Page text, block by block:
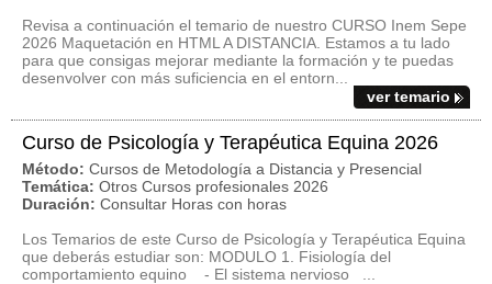
Revisa a continuación el temario de nuestro CURSO Inem Sepe
2026 Maquetación en HTML A DISTANCIA. Estamos a tu lado
para que consigas mejorar mediante la formación y te puedas
desenvolver con más suficiencia en el entorn...
ver temario
Curso de Psicología y Terapéutica Equina 2026
Método: Cursos de Metodología a Distancia y Presencial
Temática: Otros Cursos profesionales 2026
Duración: Consultar Horas con horas
Los Temarios de este Curso de Psicología y Terapéutica Equina
que deberás estudiar son: MODULO 1. Fisiología del
comportamiento equino - El sistema nervioso ...